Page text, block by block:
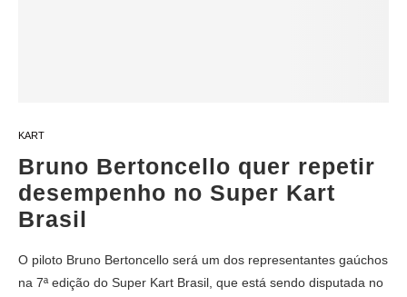
KART
Bruno Bertoncello quer repetir
desempenho no Super Kart
Brasil
O piloto Bruno Bertoncello será um dos representantes gaúchos
na 7ª edição do Super Kart Brasil, que está sendo disputada no